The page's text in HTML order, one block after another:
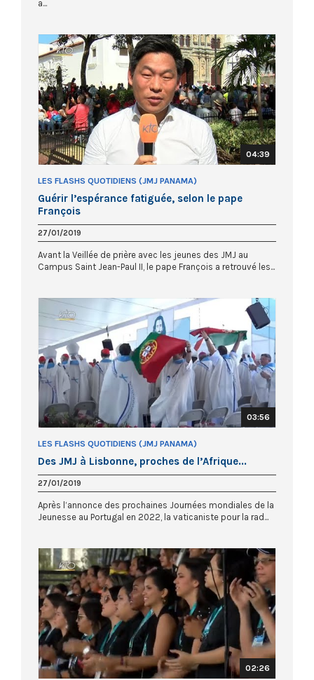
a...
04:39
LES FLASHS QUOTIDIENS (JMJ PANAMA)
Guérir l’espérance fatiguée, selon le pape
François
27/01/2019
Avant la Veillée de prière avec les jeunes des JMJ au
Campus Saint Jean-Paul II, le pape François a retrouvé les...
03:56
LES FLASHS QUOTIDIENS (JMJ PANAMA)
Des JMJ à Lisbonne, proches de l’Afrique...
27/01/2019
Après l’annonce des prochaines Journées mondiales de la
Jeunesse au Portugal en 2022, la vaticaniste pour la rad...
02:26